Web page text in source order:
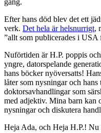
gång.
Efter hans död blev det ett
verk. Det hela är helsnurrigt,
”allt som publicerades i
Nuförtiden är H.P. poppis
yngre, datorspelande
hans böcker nyöversatts!
låter som nysningar och hans
doktorsavhandlingar som
med adjektiv. Mina barn kan
nysningar och diskutera
Heja Ada, och Heja H.P.!